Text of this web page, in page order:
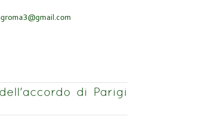
di Parigi